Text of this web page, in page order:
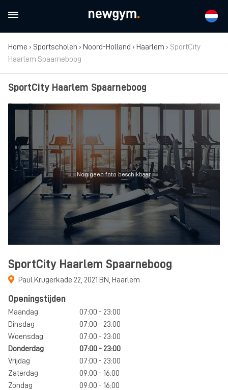
Home › Sportscholen › Noord-Holland › Haarlem › SportCity
Haarlem Spaarneboog
SportCity Haarlem Spaarneboog
Nog geen foto beschikbaar.
SportCity Haarlem Spaarneboog
Paul Krugerkade 22, 2021 BN, Haarlem
Openingstijden
Maandag
07:00 - 23:00
Dinsdag
07:00 - 23:00
Woensdag
07:00 - 23:00
Donderdag
07:00 - 23:00
Vrijdag
07:00 - 23:00
Zaterdag
09:00 - 16:00
Zondag
09:00 - 16:00